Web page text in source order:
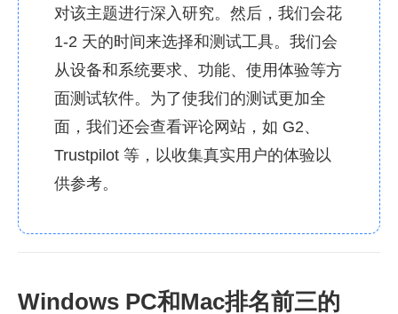
对该主题进行深入研究。然后，我们会花
1-2 天的时间来选择和测试工具。我们会
从设备和系统要求、功能、使用体验等方
面测试软件。为了使我们的测试更加全
面，我们还会查看评论网站，如 G2、
Trustpilot 等，以收集真实用户的体验以
供参考。
Windows PC和Mac排名前三的